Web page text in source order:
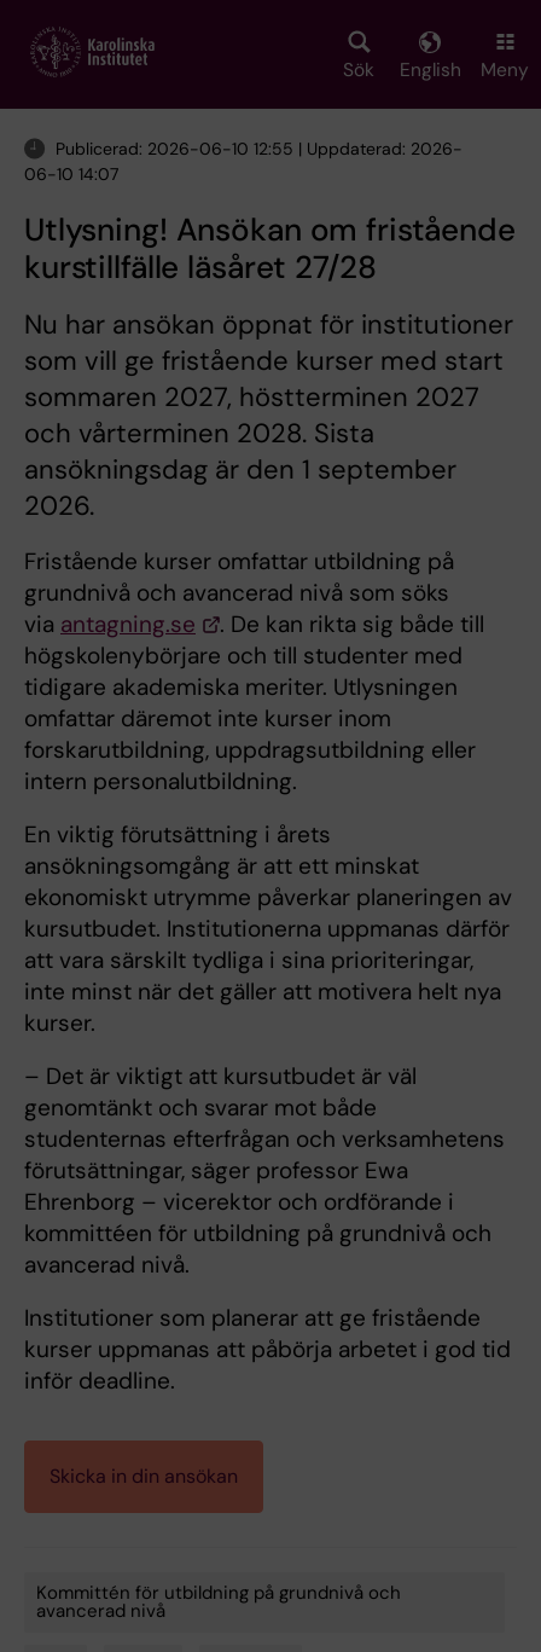
main
Sök English Meny
Publicerad: 2026-06-10 12:55 | Uppdaterad: 2026-
06-10 14:07
Utlysning! Ansökan om fristående
kurstillfälle läsåret 27/28
Nu har ansökan öppnat för institutioner
som vill ge fristående kurser med start
sommaren 2027, höstterminen 2027
och vårterminen 2028. Sista
ansökningsdag är den 1 september
2026.
Fristående kurser omfattar utbildning på
grundnivå och avancerad nivå som söks
via antagning.se
. De kan rikta sig både till
högskolenybörjare och till studenter med
tidigare akademiska meriter. Utlysningen
omfattar däremot inte kurser inom
forskarutbildning, uppdragsutbildning eller
intern personalutbildning.
En viktig förutsättning i årets
ansökningsomgång är att ett minskat
ekonomiskt utrymme påverkar planeringen av
kursutbudet. Institutionerna uppmanas därför
att vara särskilt tydliga i sina prioriteringar,
inte minst när det gäller att motivera helt nya
kurser.
– Det är viktigt att kursutbudet är väl
genomtänkt och svarar mot både
studenternas efterfrågan och verksamhetens
förutsättningar, säger professor Ewa
Ehrenborg – vicerektor och ordförande i
kommittéen för utbildning på grundnivå och
avancerad nivå.
Institutioner som planerar att ge fristående
kurser uppmanas att påbörja arbetet i god tid
inför deadline.
Skicka in din ansökan
Tags
Kommittén för utbildning på grundnivå och
avancerad nivå